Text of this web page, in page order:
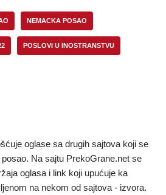
NEMACKA POSAO
POSLOVI U INOSTRANSTVU
oglase sa drugih sajtova koji se
Na sajtu PrekoGrane.net se
oglasa i link koji upućuje ka
na nekom od sajtova - izvora.